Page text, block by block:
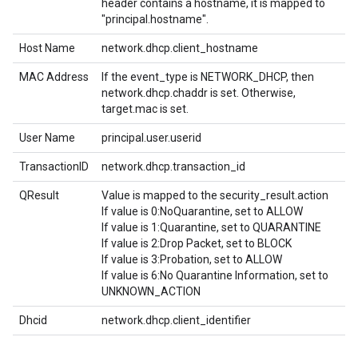
header contains a hostname, it is mapped to
"principal.hostname".
Host Name network.dhcp.client_hostname
MAC Address
If the event_type is NETWORK_DHCP, then
network.dhcp.chaddr is set. Otherwise,
target.mac is set.
User Name principal.user.userid
TransactionID network.dhcp.transaction_id
QResult
Value is mapped to the security_result.action
If value is 0:NoQuarantine, set to ALLOW
If value is 1:Quarantine, set to QUARANTINE
If value is 2:Drop Packet, set to BLOCK
If value is 3:Probation, set to ALLOW
If value is 6:No Quarantine Information, set to
UNKNOWN_ACTION
Dhcid network.dhcp.client_identifier